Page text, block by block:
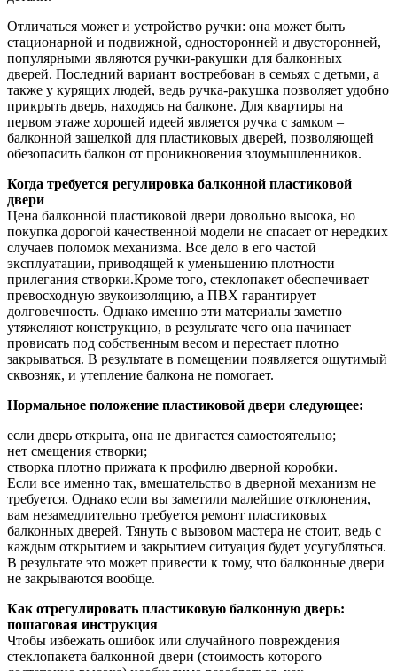
Отличаться может и устройство ручки: она может быть
стационарной и подвижной, односторонней и двусторонней,
популярными являются ручки-ракушки для балконных
дверей. Последний вариант востребован в семьях с детьми, а
также у курящих людей, ведь ручка-ракушка позволяет удобно
прикрыть дверь, находясь на балконе. Для квартиры на
первом этаже хорошей идеей является ручка с замком –
балконной защелкой для пластиковых дверей, позволяющей
обезопасить балкон от проникновения злоумышленников.
Когда требуется регулировка балконной пластиковой
двери
Цена балконной пластиковой двери довольно высока, но
покупка дорогой качественной модели не спасает от нередких
случаев поломок механизма. Все дело в его частой
эксплуатации, приводящей к уменьшению плотности
прилегания створки.Кроме того, стеклопакет обеспечивает
превосходную звукоизоляцию, а ПВХ гарантирует
долговечность. Однако именно эти материалы заметно
утяжеляют конструкцию, в результате чего она начинает
провисать под собственным весом и перестает плотно
закрываться. В результате в помещении появляется ощутимый
сквозняк, и утепление балкона не помогает.
Нормальное положение пластиковой двери следующее:
если дверь открыта, она не двигается самостоятельно;
нет смещения створки;
створка плотно прижата к профилю дверной коробки.
Если все именно так, вмешательство в дверной механизм не
требуется. Однако если вы заметили малейшие отклонения,
вам незамедлительно требуется ремонт пластиковых
балконных дверей. Тянуть с вызовом мастера не стоит, ведь с
каждым открытием и закрытием ситуация будет усугубляться.
В результате это может привести к тому, что балконные двери
не закрываются вообще.
Как отрегулировать пластиковую балконную дверь:
пошаговая инструкция
Чтобы избежать ошибок или случайного повреждения
стеклопакета балконной двери (стоимость которого